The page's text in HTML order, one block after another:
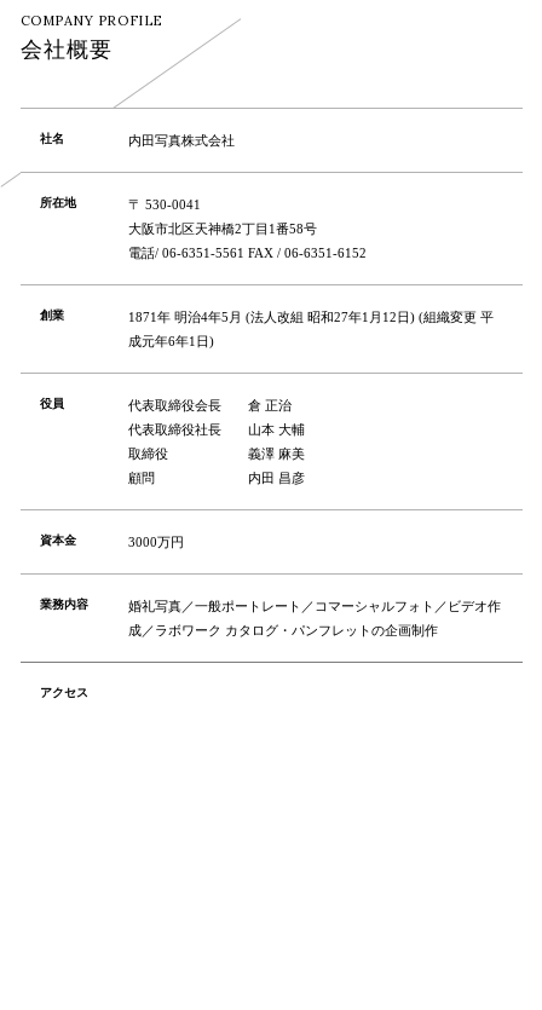
COMPANY PROFILE
会社概要
社名 内田写真株式会社
所在地
〒 530-0041
大阪市北区天神橋2丁目1番58号
電話/ 06-6351-5561 FAX / 06-6351-6152
創業
1871年 明治4年5月 (法人改組 昭和27年1月12日) (組織変更 平
成元年6年1日)
役員 代表取締役会長
倉 正治
代表取締役社長
山本 大輔
取締役
義澤 麻美
顧問
内田 昌彦
資本金 3000万円
業務内容
婚礼写真／一般ポートレート／コマーシャルフォト／ビデオ作
成／ラボワーク カタログ・パンフレットの企画制作
アクセス